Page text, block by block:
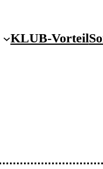
KLUB-Vorteil